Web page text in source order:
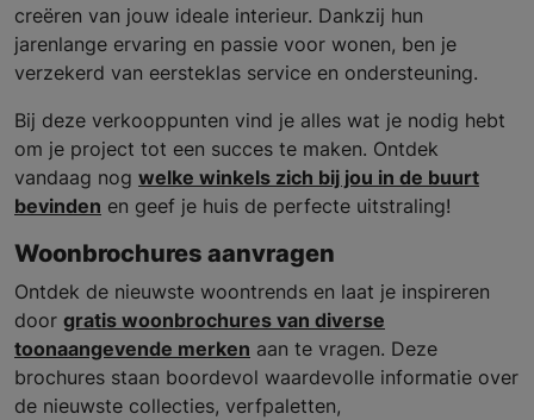
creëren van jouw ideale interieur. Dankzij hun
jarenlange ervaring en passie voor wonen, ben je
verzekerd van eersteklas service en ondersteuning.
Bij deze verkooppunten vind je alles wat je nodig hebt
om je project tot een succes te maken. Ontdek
vandaag nog welke winkels zich bij jou in de buurt
bevinden en geef je huis de perfecte uitstraling!
Woonbrochures aanvragen
Ontdek de nieuwste woontrends en laat je inspireren
door gratis woonbrochures van diverse
toonaangevende merken aan te vragen. Deze
brochures staan boordevol waardevolle informatie over
de nieuwste collecties, verfpaletten,